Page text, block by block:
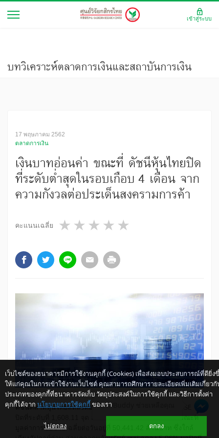
บทวิเคราะห์ตลาดการเงินและสถาบันการเงิน
17 พฤษภาคม 2562
ตลาดการเงิน
เงินบาทอ่อนค่า ขณะที่ ดัชนีหุ้นไทยปิด
ที่ระดับต่ำสุดในรอบเกือบ 4 เดือน จาก
ความกังวลต่อประเด็นสงครามการค้า
คะแนนเฉลี่ย 4 stars
3 stars
2 stars
1 star
ดัชนีตลาดหุ้นไทยลดลงต่อเนื่องจ ากสัปดาห์ก่อน
ปิดที่ระดับที่ 1,608.11 จุด ลดลง 2.46% จากสัปดาห์ก่อน ขณะที่
มูลค่าการซื้อขายเฉลี่ยต่อวันอยู่ที่ 50,441.42 ล้านบาท ซึ่งใกล้
เว็บไซต์ของธนาคารมีการใช้งานคุกกี้ (Cookies) เพื่อส่งมอบประสบการณ์ที่ดียิ่ง
ให้แก่คุณในการเข้าใช้งานเว็บไซต์ คุณสามารถศึกษารายละเอียดเพิ่มเติมเกี่ยวกั
ประเภทของคุกกี้ที่ธนาคารจัดเก็บ วัตถุประสงค์ในการใช้คุกกี้ และวิธีการตั้งค่า
คุกกี้ได้จาก นโยบายการใช้คุกกี้ ของเรา
ไม่ตกลง ตกลง
เข้าสู่ระบบ
ให้ K-Buddy ช่วยเหลือคุณ